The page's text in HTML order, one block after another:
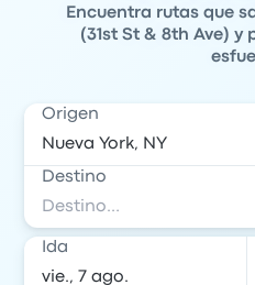
Encuentra rutas que
(31st St & 8th Ave) y
Origen
Destino
Ida